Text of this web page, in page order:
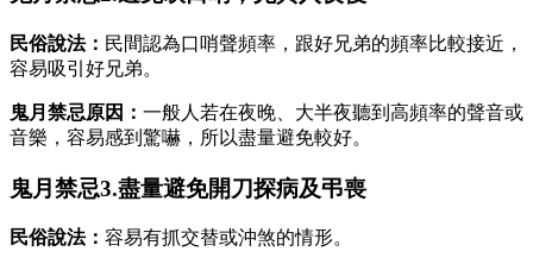
民俗說法： 民間認為口哨聲頻率，跟好兄弟的頻率比較接近，
容易吸引好兄弟。
鬼月禁忌原因： 一般人若在夜晚、大半夜聽到高頻率的聲音或
音樂，容易感到驚嚇，所以盡量避免較好。
鬼月禁忌3.盡量避免開刀探病及弔喪
民俗說法： 容易有抓交替或沖煞的情形。